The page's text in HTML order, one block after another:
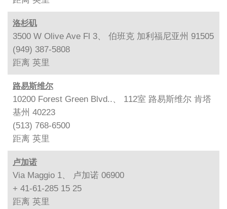
洛杉矶
3500 W Olive Ave Fl 3、 伯班克 加利福尼亚州 91505
(949) 387-5808
距离 英里
路易斯维尔
10200 Forest Green Blvd..、 112室 路易斯维尔 肯塔
基州 40223
(513) 768-6500
距离 英里
卢加诺
Via Maggio 1、 卢加诺 06900
+ 41-61-285 15 25
距离 英里